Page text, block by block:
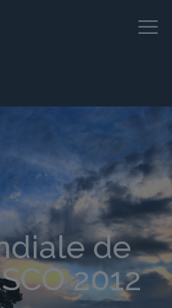
de
2012